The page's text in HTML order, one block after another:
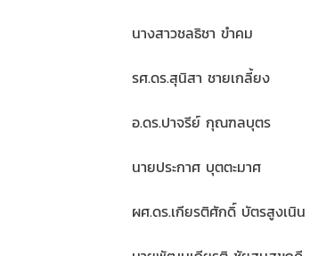
นางสาวชลธิชา ขำคม
รศ.ดร.สุนิสา ชายเกลี้ยง
อ.ดร.ปาจรีย์ กุณฑลบุตร
นายประกาศ บุตตะมาศ
ผศ.ดร.เกียรติศักดิ์ บัตรสูงเนิน